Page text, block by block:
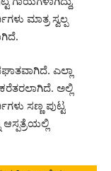
ಮಾತ್ರ ಸ್ವಲ್ಪ
ಎಲ್ಲಾ
ಅಲ್ಲಿ
ಸಣ್ಣ ಪುಟ್ಟ